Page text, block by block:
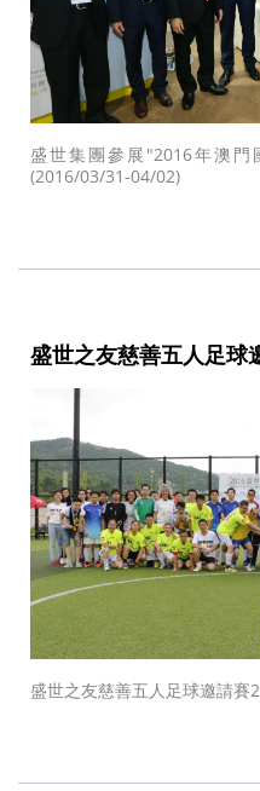
盛世集團參展"2016年澳
(2016/03/31-04/02)
盛世之友慈善五人足球
盛世之友慈善五人足球邀請賽